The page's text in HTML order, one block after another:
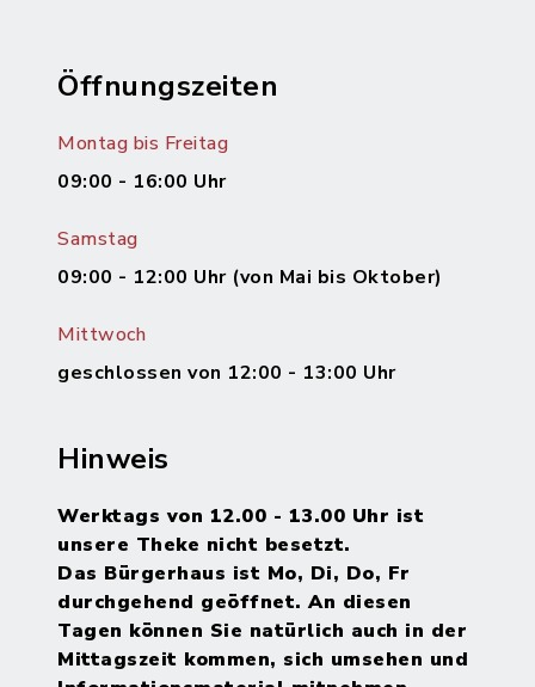
Öffnungszeiten
Montag bis Freitag
09:00 - 16:00 Uhr
Samstag
09:00 - 12:00 Uhr (von Mai bis Oktober)
Mittwoch
geschlossen von 12:00 - 13:00 Uhr
Hinweis
Werktags von 12.00 - 13.00 Uhr ist
unsere Theke nicht besetzt.
Das Bürgerhaus ist Mo, Di, Do, Fr
durchgehend geöffnet. An diesen
Tagen können Sie natürlich auch in der
Mittagszeit kommen, sich umsehen und